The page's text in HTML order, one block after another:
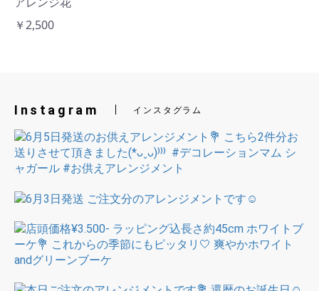
￥2,500
Instagram インスタグラム